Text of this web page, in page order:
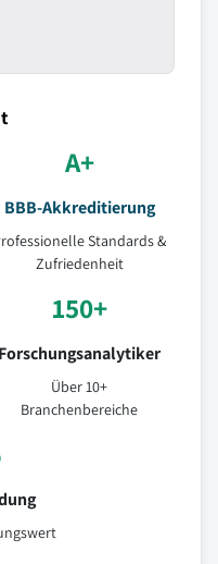
A+
BBB-Akkreditierung
Standards &
Zufriedenheit
150+
Forschungsanalytiker
Über 10+
Branchenbereiche